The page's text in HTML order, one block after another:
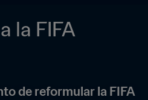
la FIFA
de reformular la FIFA